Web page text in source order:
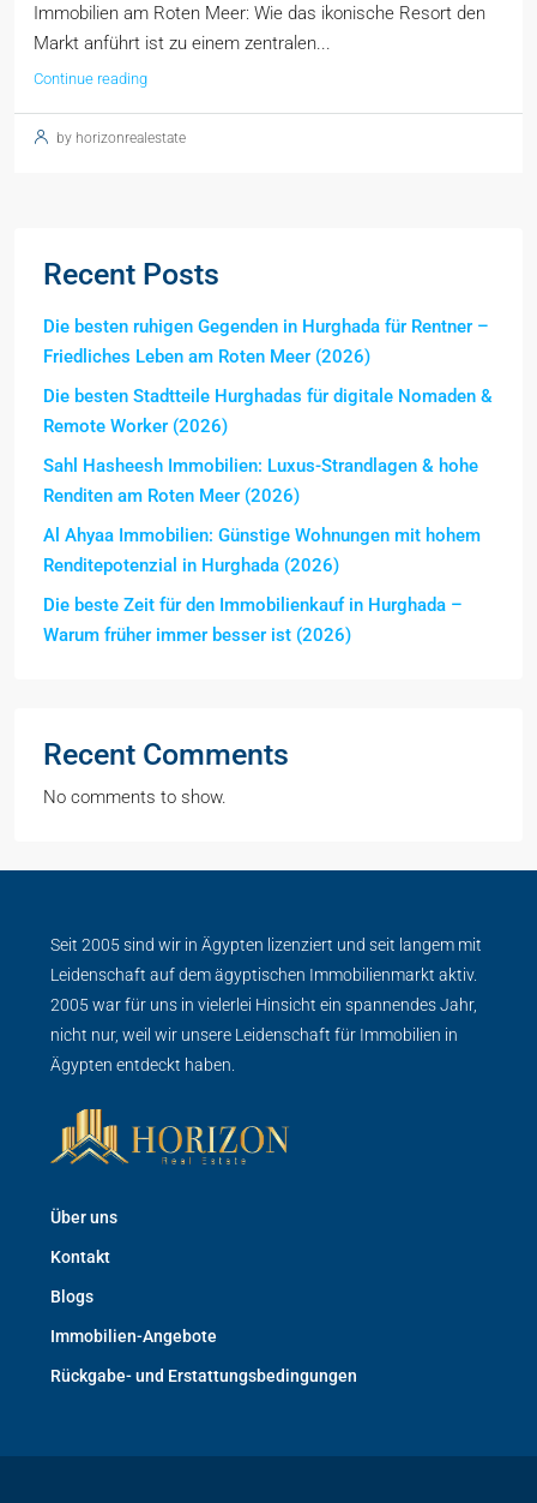
Immobilien am Roten Meer: Wie das ikonische Resort den
Markt anführt ist zu einem zentralen...
Continue reading
by horizonrealestate
Recent Posts
Die besten ruhigen Gegenden in Hurghada für Rentner –
Friedliches Leben am Roten Meer (2026)
Die besten Stadtteile Hurghadas für digitale Nomaden &
Remote Worker (2026)
Sahl Hasheesh Immobilien: Luxus-Strandlagen & hohe
Renditen am Roten Meer (2026)
Al Ahyaa Immobilien: Günstige Wohnungen mit hohem
Renditepotenzial in Hurghada (2026)
Die beste Zeit für den Immobilienkauf in Hurghada –
Warum früher immer besser ist (2026)
Recent Comments
No comments to show.
Seit 2005 sind wir in Ägypten lizenziert und seit langem mit
Leidenschaft auf dem ägyptischen Immobilienmarkt aktiv.
2005 war für uns in vielerlei Hinsicht ein spannendes Jahr,
nicht nur, weil wir unsere Leidenschaft für Immobilien in
Ägypten entdeckt haben.
Über uns
Kontakt
Blogs
Immobilien-Angebote
Rückgabe- und Erstattungsbedingungen